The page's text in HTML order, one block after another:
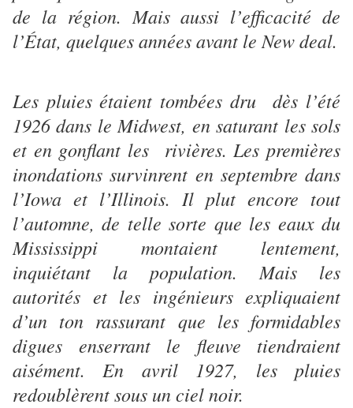
de la région. Mais aussi l’efficacité de
l’État, quelques années avant le New deal.
Les pluies étaient tombées dru dès l’été
1926 dans le Midwest, en saturant les sols
et en gonflant les rivières. Les premières
inondations survinrent en septembre dans
l’Iowa et l’Illinois. Il plut encore tout
l’automne, de telle sorte que les eaux du
Mississippi montaient lentement,
inquiétant la population. Mais les
autorités et les ingénieurs expliquaient
d’un ton rassurant que les formidables
digues enserrant le fleuve tiendraient
aisément. En avril 1927, les pluies
redoublèrent sous un ciel noir.